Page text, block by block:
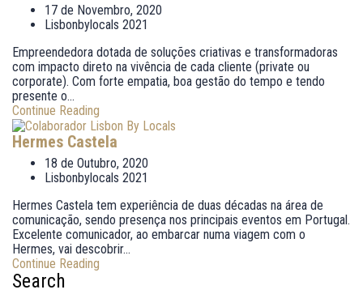
17 de Novembro, 2020
Lisbonbylocals 2021
Empreendedora dotada de soluções criativas e transformadoras
com impacto direto na vivência de cada cliente (private ou
corporate). Com forte empatia, boa gestão do tempo e tendo
presente o...
Continue Reading
Hermes Castela
18 de Outubro, 2020
Lisbonbylocals 2021
Hermes Castela tem experiência de duas décadas na área de
comunicação, sendo presença nos principais eventos em Portugal.
Excelente comunicador, ao embarcar numa viagem com o
Hermes, vai descobrir...
Continue Reading
Search